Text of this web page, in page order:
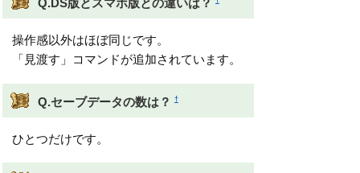
Q.DS版とスマホ版との違いは？
操作感以外はほぼ同じです。
「見渡す」コマンドが追加されています。
Q.セーブデータの数は？ †
ひとつだけです。